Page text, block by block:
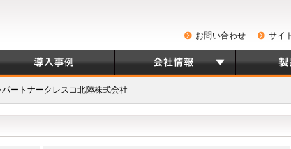
お問い合わせ サイ
ートナークレスコ北陸株式会社